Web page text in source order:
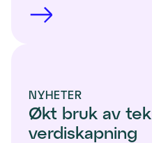
NYHETER
Økt bruk av
verdiskapning